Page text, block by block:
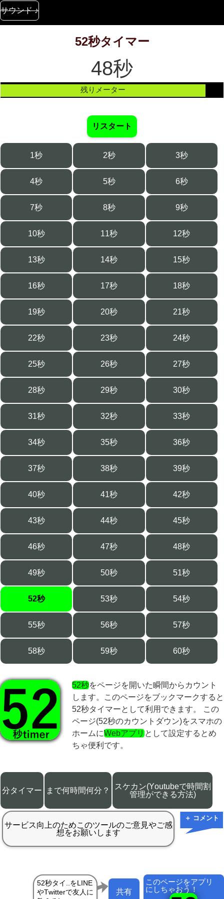
サウンド ♪
52秒タイマー
48秒
残りメーター
リスタート
1秒 2秒 3秒
4秒 5秒 6秒
7秒 8秒 9秒
10秒 11秒 12秒
13秒 14秒 15秒
16秒 17秒 18秒
19秒 20秒 21秒
22秒 23秒 24秒
25秒 26秒 27秒
28秒 29秒 30秒
31秒 32秒 33秒
34秒 35秒 36秒
37秒 38秒 39秒
40秒 41秒 42秒
43秒 44秒 45秒
46秒 47秒 48秒
49秒 50秒 51秒
52秒 53秒 54秒
55秒 56秒 57秒
58秒 59秒 60秒
52秒をページを開いた瞬間からカウント
します。このページをブックマークすると
52秒タイマーとして利用できます。 この
ページ(52秒のカウントダウン)をスマホの
ホームにWebアプリとして設定するとめ
ちゃ便利です。
分タイマー まで何時間何分？
スケカン(Youtubeで時間割
管理ができる方法)
＋ コメント
このページをアプリ
にしちゃおう！
共有